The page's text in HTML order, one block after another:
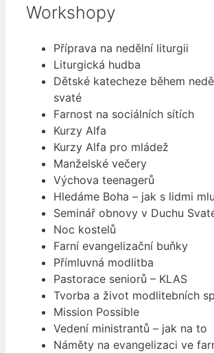
Workshopy
Příprava na nedělní liturgii
Liturgická hudba
Dětské katecheze během
svaté
Farnost na sociálních sítích
Kurzy Alfa
Kurzy Alfa pro mládež
Manželské večery
Výchova teenagerů
Hledáme Boha – jak s lidmi
Seminář obnovy v Duchu
Noc kostelů
Farní evangelizační buňky
Přímluvná modlitba
Pastorace seniorů – KLAS
Tvorba a život modlitebních
Mission Possible
Vedení ministrantů – jak na to
Náměty na evangelizaci ve